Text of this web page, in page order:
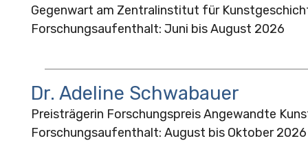
Gegenwart am Zentralinstitut für
Forschungsaufenthalt: Juni bis August 2026
Dr. Adeline Schwabauer
Preisträgerin Forschungspreis Angewandte
Forschungsaufenthalt: August bis Oktober 2026